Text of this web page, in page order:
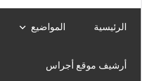
الرئيسية المواضيع
أرشيف موقع أجراس